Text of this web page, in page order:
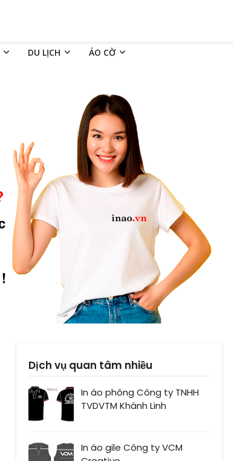
DU LỊCH ÁO CỜ
Dịch vụ quan tâm nhiều
In áo phông Công ty TNHH
TVDVTM Khánh Linh
In áo gile Công ty VCM